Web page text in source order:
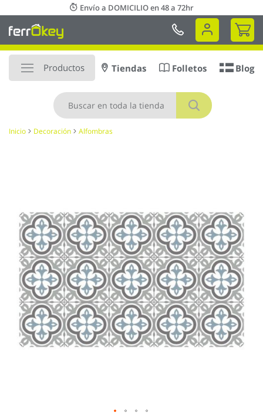
al
contenido
Envío a DOMICILIO en 48 a 72hr
Mi
Productos
Buscar
Tiendas Folletos Blog
Inicio Decoración Alfombras
galería
imágenes